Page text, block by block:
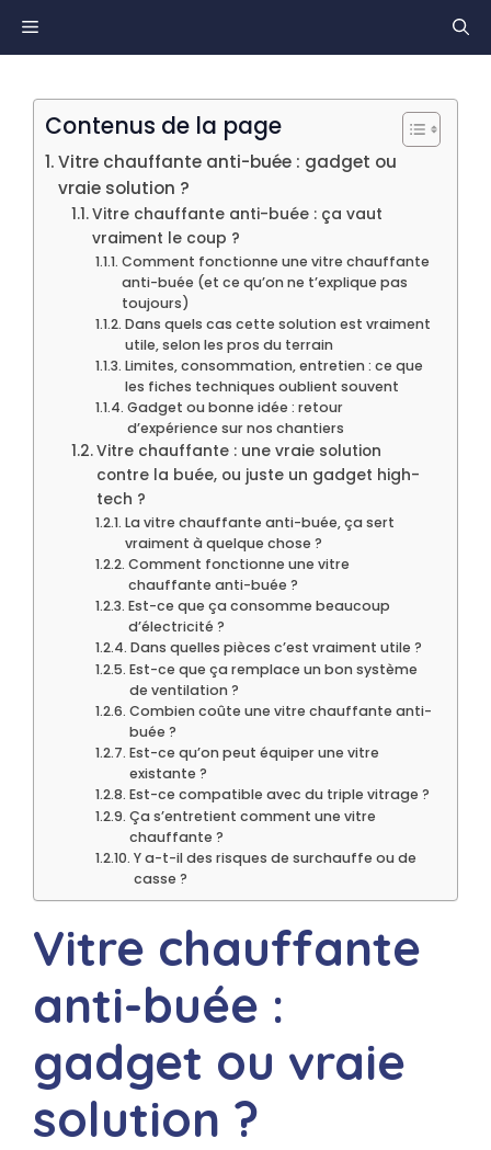
au
MENU
Contenus de la page
Vitre chauffante anti-buée : gadget ou
vraie solution ?
Vitre chauffante anti-buée : ça vaut
vraiment le coup ?
Comment fonctionne une vitre chauffante
anti-buée (et ce qu’on ne t’explique pas
toujours)
Dans quels cas cette solution est vraiment
utile, selon les pros du terrain
Limites, consommation, entretien : ce que
les fiches techniques oublient souvent
Gadget ou bonne idée : retour
d’expérience sur nos chantiers
Vitre chauffante : une vraie solution
contre la buée, ou juste un gadget high-
tech ?
La vitre chauffante anti-buée, ça sert
vraiment à quelque chose ?
Comment fonctionne une vitre
chauffante anti-buée ?
Est-ce que ça consomme beaucoup
d’électricité ?
Dans quelles pièces c’est vraiment utile ?
Est-ce que ça remplace un bon système
de ventilation ?
Combien coûte une vitre chauffante anti-
buée ?
Est-ce qu’on peut équiper une vitre
existante ?
Est-ce compatible avec du triple vitrage ?
Ça s’entretient comment une vitre
chauffante ?
Y a-t-il des risques de surchauffe ou de
casse ?
Vitre chauffante
anti-buée :
gadget ou vraie
solution ?